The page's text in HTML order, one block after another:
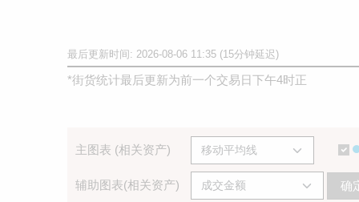
最后更新时间: 2026-08-06 11:35 (15分钟延迟)
*街货统计最后更新为前一个交易日下午4时正
主图表 (相关资产)
辅助图表(相关资产) 确